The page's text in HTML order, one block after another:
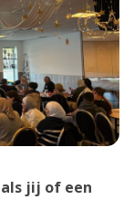
jij of een